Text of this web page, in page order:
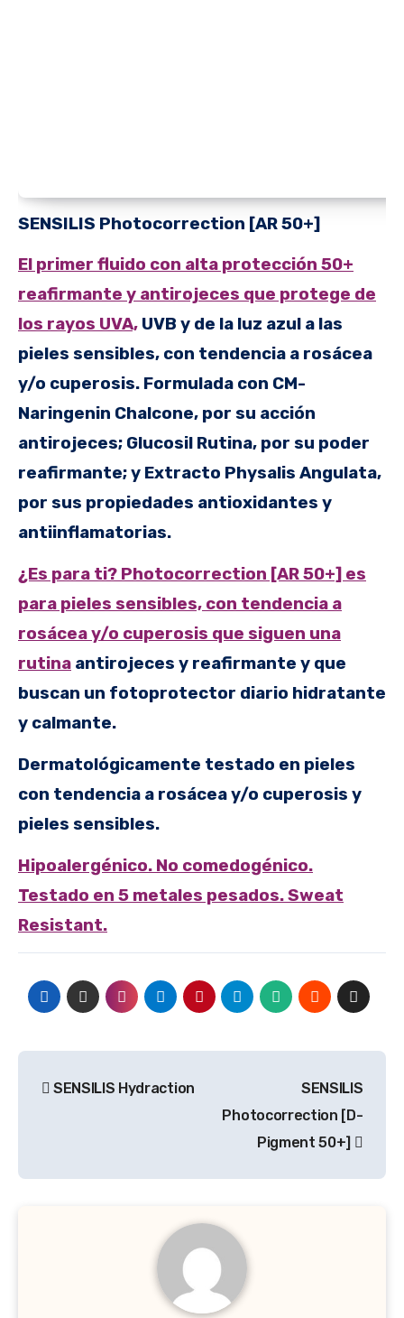
SENSILIS Photocorrection [AR 50+]
El primer fluido con alta protección 50+
reafirmante y antirojeces que protege de
los rayos UVA, UVB y de la luz azul a las
pieles sensibles, con tendencia a rosácea
y/o cuperosis. Formulada con CM-
Naringenin Chalcone, por su acción
antirojeces; Glucosil Rutina, por su poder
reafirmante; y Extracto Physalis Angulata,
por sus propiedades antioxidantes y
antiinflamatorias.
¿Es para ti? Photocorrection [AR 50+] es
para pieles sensibles, con tendencia a
rosácea y/o cuperosis que siguen una
rutina antirojeces y reafirmante y que
buscan un fotoprotector diario hidratante
y calmante.
Dermatológicamente testado en pieles
con tendencia a rosácea y/o cuperosis y
pieles sensibles.
Hipoalergénico. No comedogénico.
Testado en 5 metales pesados. Sweat
Resistant.
SENSILIS Hydraction
SENSILIS
Photocorrection [D-
Pigment 50+]